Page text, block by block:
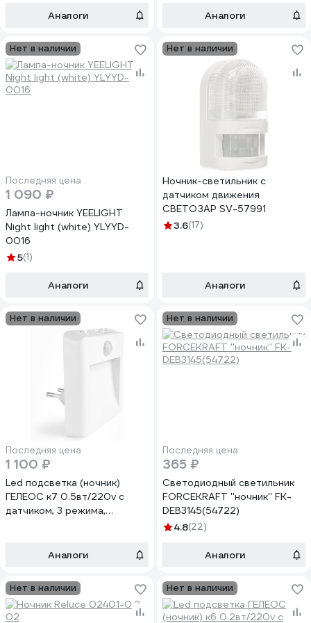
Аналоги Аналоги
Нет в наличии
Последняя цена
1 090 ₽
Лампа-ночник YEELIGHT
Night light (white) YLYYD-
0016
5(1)
Аналоги
Нет в наличии
Ночник-светильник с
датчиком движения
СВЕТОЗАР SV-57991
3.6(17)
Аналоги
Нет в наличии
Последняя цена
1 100 ₽
Led подсветка (ночник)
ГЕЛЕОС к7 0.5вт/220v с
датчиком, 3 режима,
Аналоги
Нет в наличии
Последняя цена
365 ₽
Светодиодный светильник
FORCEKRAFT ''ночник'' FK-
DEB3145(54722)
4.8(22)
Аналоги
Нет в наличии Нет в наличии